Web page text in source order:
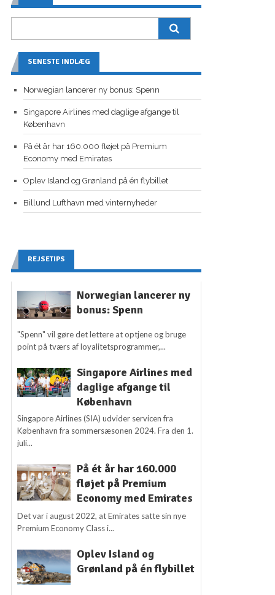
SENESTE INDLÆG
Norwegian lancerer ny bonus: Spenn
Singapore Airlines med daglige afgange til
København
På ét år har 160.000 fløjet på Premium
Economy med Emirates
Oplev Island og Grønland på én flybillet
Billund Lufthavn med vinternyheder
REJSETIPS
Norwegian lancerer ny
bonus: Spenn
"Spenn" vil gøre det lettere at optjene og bruge
point på tværs af loyalitetsprogrammer,...
Singapore Airlines med
daglige afgange til
København
Singapore Airlines (SIA) udvider servicen fra
København fra sommersæsonen 2024. Fra den 1.
juli...
På ét år har 160.000
fløjet på Premium
Economy med Emirates
Det var i august 2022, at Emirates satte sin nye
Premium Economy Class i...
Oplev Island og
Grønland på én flybillet